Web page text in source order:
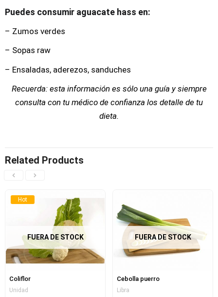
Puedes consumir aguacate hass en:
– Zumos verdes
– Sopas raw
– Ensaladas, aderezos, sanduches
Recuerda: esta información es sólo una guía y siempre
consulta con tu médico de confianza los detalle de tu
dieta.
Related Products
Hot
FUERA DE STOCK
Coliflor
Unidad
FUERA DE STOCK
Cebolla puerro
Libra